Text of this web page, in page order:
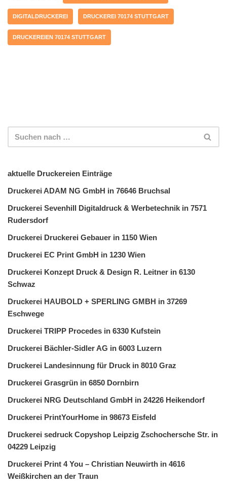
DIGITALDRUCKEREI DRUCKEREI 70174 STUTTGART
DRUCKEREIEN 70174 STUTTGART
aktuelle Druckereien Einträge
Druckerei ADAM NG GmbH in 76646 Bruchsal
Druckerei Sevenhill Digitaldruck & Werbetechnik in 7571
Rudersdorf
Druckerei Druckerei Gebauer in 1150 Wien
Druckerei EC Print GmbH in 1230 Wien
Druckerei Konzept Druck & Design R. Leitner in 6130
Schwaz
Druckerei HAUBOLD + SPERLING GMBH in 37269
Eschwege
Druckerei TRIPP Procedes in 6330 Kufstein
Druckerei Bächler-Sidler AG in 6003 Luzern
Druckerei Landesinnung für Druck in 8010 Graz
Druckerei Grasgrün in 6850 Dornbirn
Druckerei NRG Deutschland GmbH in 24226 Heikendorf
Druckerei PrintYourHome in 98673 Eisfeld
Druckerei sedruck Copyshop Leipzig Zschochersche Str. in
04229 Leipzig
Druckerei Print 4 You – Christian Neuwirth in 4616
Weißkirchen an der Traun